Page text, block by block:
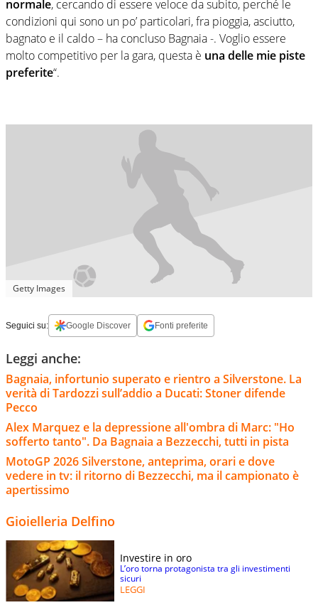
normale, cercando di essere veloce da subito, perché le
condizioni qui sono un po’ particolari, fra pioggia, asciutto,
bagnato e il caldo – ha concluso Bagnaia -. Voglio essere
molto competitivo per la gara, questa è una delle mie piste
preferite“.
Getty Images
Seguici su: Google Discover Fonti preferite
Leggi anche:
Bagnaia, infortunio superato e rientro a Silverstone. La
verità di Tardozzi sull’addio a Ducati: Stoner difende
Pecco
Alex Marquez e la depressione all'ombra di Marc: "Ho
sofferto tanto". Da Bagnaia a Bezzecchi, tutti in pista
MotoGP 2026 Silverstone, anteprima, orari e dove
vedere in tv: il ritorno di Bezzecchi, ma il campionato è
apertissimo
Gioielleria Delfino
Investire in oro
L’oro torna protagonista tra gli investimenti
sicuri
LEGGI